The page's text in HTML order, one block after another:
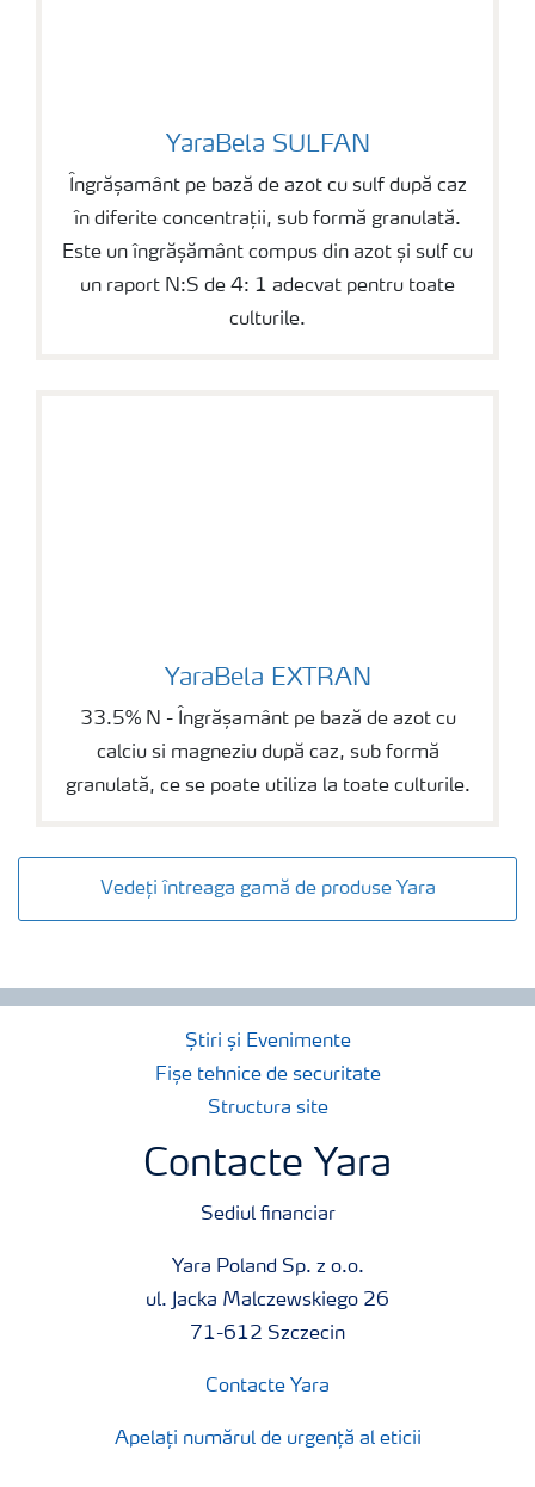
YaraBela SULFAN
Îngrășamânt pe bază de azot cu sulf după caz
în diferite concentrații, sub formă granulată.
Este un îngrășământ compus din azot și sulf cu
un raport N:S de 4: 1 adecvat pentru toate
culturile.
YaraBela EXTRAN
33.5% N - Îngrășamânt pe bază de azot cu
calciu si magneziu după caz, sub formă
granulată, ce se poate utiliza la toate culturile.
Vedeți întreaga gamă de produse Yara
Știri și Evenimente
Fișe tehnice de securitate
Structura site
Contacte Yara
Sediul financiar
Yara Poland Sp. z o.o.
ul. Jacka Malczewskiego 26
71-612 Szczecin
Contacte Yara
Apelați numărul de urgență al eticii